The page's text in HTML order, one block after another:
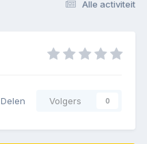
Alle activiteit
Delen Volgers 0